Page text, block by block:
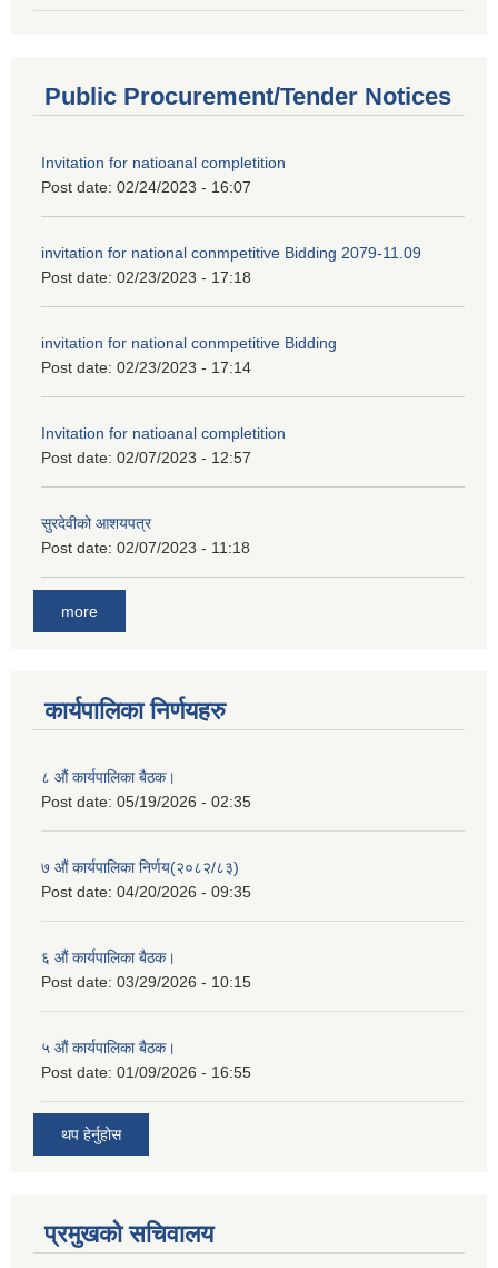
Public Procurement/Tender Notices
Invitation for natioanal completition
Post date: 02/24/2023 - 16:07
invitation for national conmpetitive Bidding 2079-11.09
Post date: 02/23/2023 - 17:18
invitation for national conmpetitive Bidding
Post date: 02/23/2023 - 17:14
Invitation for natioanal completition
Post date: 02/07/2023 - 12:57
सुरदेवीको आशयपत्र
Post date: 02/07/2023 - 11:18
more
कार्यपालिका निर्णयहरु
८ औं कार्यपालिका बैठक।
Post date: 05/19/2026 - 02:35
७ औं कार्यपालिका निर्णय(२०८२/८३)
Post date: 04/20/2026 - 09:35
६ औं कार्यपालिका बैठक।
Post date: 03/29/2026 - 10:15
५ औं कार्यपालिका बैठक।
Post date: 01/09/2026 - 16:55
थप हेर्नुहोस
प्रमुखको सचिवालय